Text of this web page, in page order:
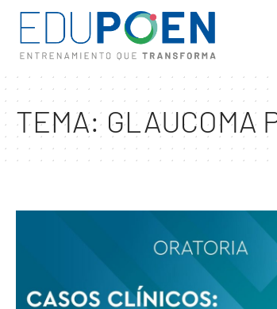
TEMA:GLAUCOMA